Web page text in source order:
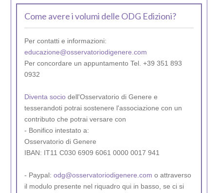
Come avere i volumi delle ODG Edizioni?
Per contatti e informazioni:
educazione@osservatoriodigenere.com
Per concordare un appuntamento Tel. +39 351 893
0932
Diventa sociodell'Osservatorio di Genere e
tesserandoti potrai sostenere l'associazione con un
contributo che potrai versare con
- Bonifico intestato a:
Osservatorio di Genere
IBAN: IT11 C030 6909 6061 0000 0017 941
- Paypal: odg@osservatoriodigenere.com o attraverso
il modulo presente nel riquadro qui in basso, se ci si